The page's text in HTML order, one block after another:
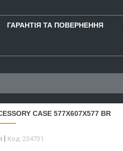
ГАРАНТІЯ ТА ПОВЕРНЕННЯ
CASE 577X607X577 BR
Код: 234731